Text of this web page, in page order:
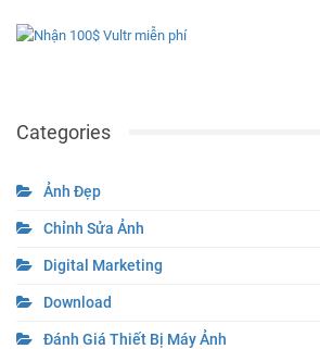
Categories
Ảnh Đẹp
Chỉnh Sửa Ảnh
Digital Marketing
Download
Đánh Giá Thiết Bị Máy Ảnh